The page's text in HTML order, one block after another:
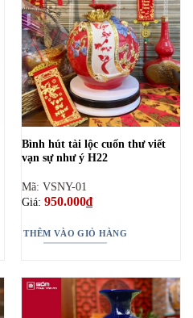
Bình hút tài lộc cuốn thư viết
vạn sự như ý H22
Mã: VSNY-01
Giá: 950.000₫
THÊM VÀO GIỎ HÀNG